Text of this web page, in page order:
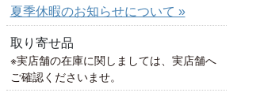
夏季休暇のお知らせについて »
取り寄せ品
※実店舗の在庫に関しましては、実店舗へ
ご確認くださいませ。